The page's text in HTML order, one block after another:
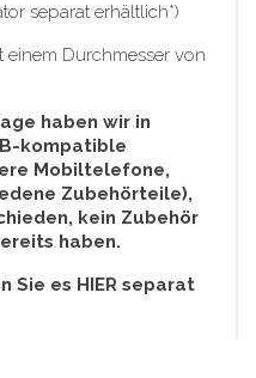
separat erhältlich*)
Durchmesser von
haben wir in
kompatible
Mobiltelefone,
Zubehörteile),
kein Zubehör
haben.
Sie es HIER separat